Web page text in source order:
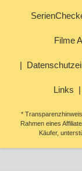
Filme
Links
*
Rahmen eines
Käufer,